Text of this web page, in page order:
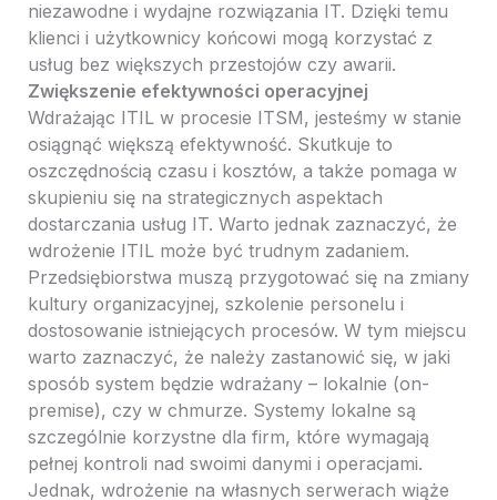
niezawodne i wydajne rozwiązania IT. Dzięki temu
klienci i użytkownicy końcowi mogą korzystać z
usług bez większych przestojów czy awarii.
Zwiększenie efektywności operacyjnej
Wdrażając ITIL w procesie ITSM, jesteśmy w stanie
osiągnąć większą efektywność. Skutkuje to
oszczędnością czasu i kosztów, a także pomaga w
skupieniu się na strategicznych aspektach
dostarczania usług IT. Warto jednak zaznaczyć, że
wdrożenie ITIL może być trudnym zadaniem.
Przedsiębiorstwa muszą przygotować się na zmiany
kultury organizacyjnej, szkolenie personelu i
dostosowanie istniejących procesów. W tym miejscu
warto zaznaczyć, że należy zastanowić się, w jaki
sposób system będzie wdrażany – lokalnie (on-
premise), czy w chmurze. Systemy lokalne są
szczególnie korzystne dla firm, które wymagają
pełnej kontroli nad swoimi danymi i operacjami.
Jednak, wdrożenie na własnych serwerach wiąże